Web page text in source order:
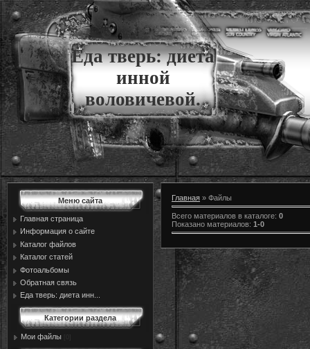
Еда тверь: диета
инной
воловичевой.
Меню сайта
Главная страница
Информация о сайте
Каталог файлов
Каталог статей
Фотоальбомы
Обратная связь
Еда тверь: диета инн...
Категории раздела
Мои файлы
Главная » Файлы
Всего материалов в каталоге: 0
Показано материалов: 1-0